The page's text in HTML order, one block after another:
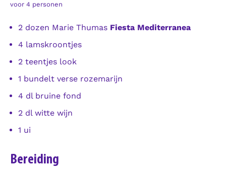
voor 4 personen
2 dozen Marie Thumas Fiesta Mediterranea
4 lamskroontjes
2 teentjes look
1 bundelt verse rozemarijn
4 dl bruine fond
2 dl witte wijn
1 ui
Bereiding